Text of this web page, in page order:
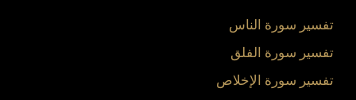
تفسير سورة الناس
تفسير سورة الفلق
تفسير سورة الإخلاص